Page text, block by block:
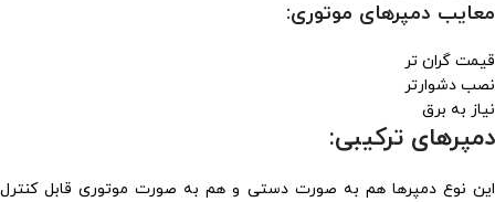
معایب دمپرهای موتوری:
قیمت گران تر
نصب دشوارتر
نیاز به برق
دمپرهای ترکیبی:
این نوع دمپرها هم به صورت دستی و هم به صورت موتوری قابل کنترل